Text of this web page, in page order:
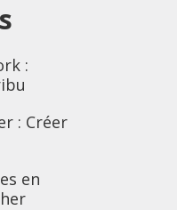
:
: Créer
en